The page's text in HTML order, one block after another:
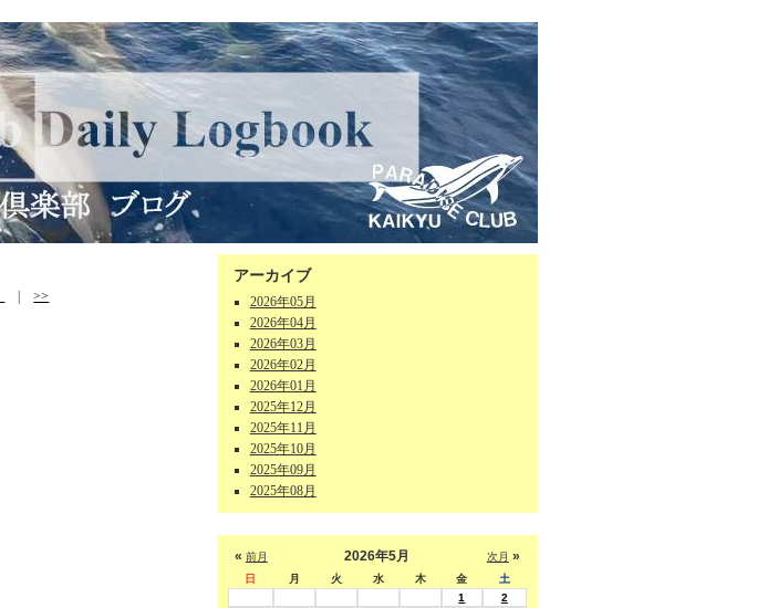
|>>
アーカイブ
2026年05月
2026年04月
2026年03月
2026年02月
2026年01月
2025年12月
2025年11月
2025年10月
2025年09月
2025年08月
« 前月 次月 »
2026年5月
日 月 火 水 木 金
土
1
2